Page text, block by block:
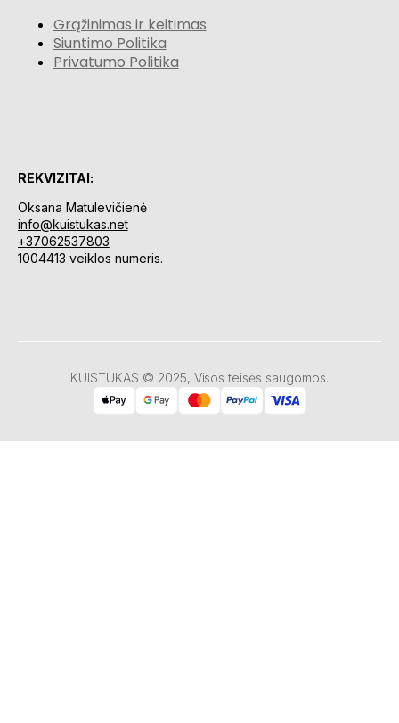
Grąžinimas ir keitimas
Siuntimo Politika
Privatumo Politika
REKVIZITAI:
Oksana Matulevičienė
info@kuistukas.net
+37062537803
1004413 veiklos numeris.
KUISTUKAS © 2025, Visos teisės saugomos.